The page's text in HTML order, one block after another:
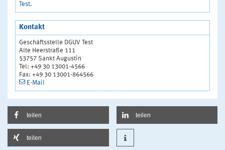
Test.
Kontakt
Geschäftsstelle DGUV Test
Alte Heerstraße 111
53757 Sankt Augustin
Tel: +49 30 13001-4566
Fax: +49 30 13001-864566
E-Mail
teilen teilen
teilen